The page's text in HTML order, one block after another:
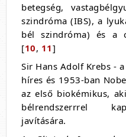
betegség,
szindróma (IBS), a
bél szindróma) és a
[10, 11]
Sir Hans Adolf Krebs -
híres és 1953-ban
az első biokémikus,
bélrendszerrrel
javítására.